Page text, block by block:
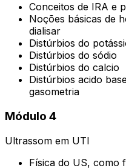
Conceitos de IRA e
Noções básicas de
dialisar
Distúrbios do
Distúrbios do sódio
Distúrbios do calcio
Distúrbios acido
gasometria
Módulo 4
Ultrassom em UTI
Física do US, como